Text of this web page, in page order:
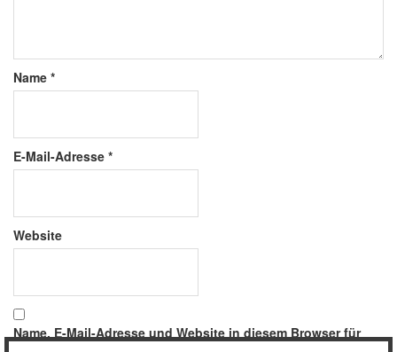
Name *
E-Mail-Adresse *
Website
Name, E-Mail-Adresse und Website in diesem Browser für